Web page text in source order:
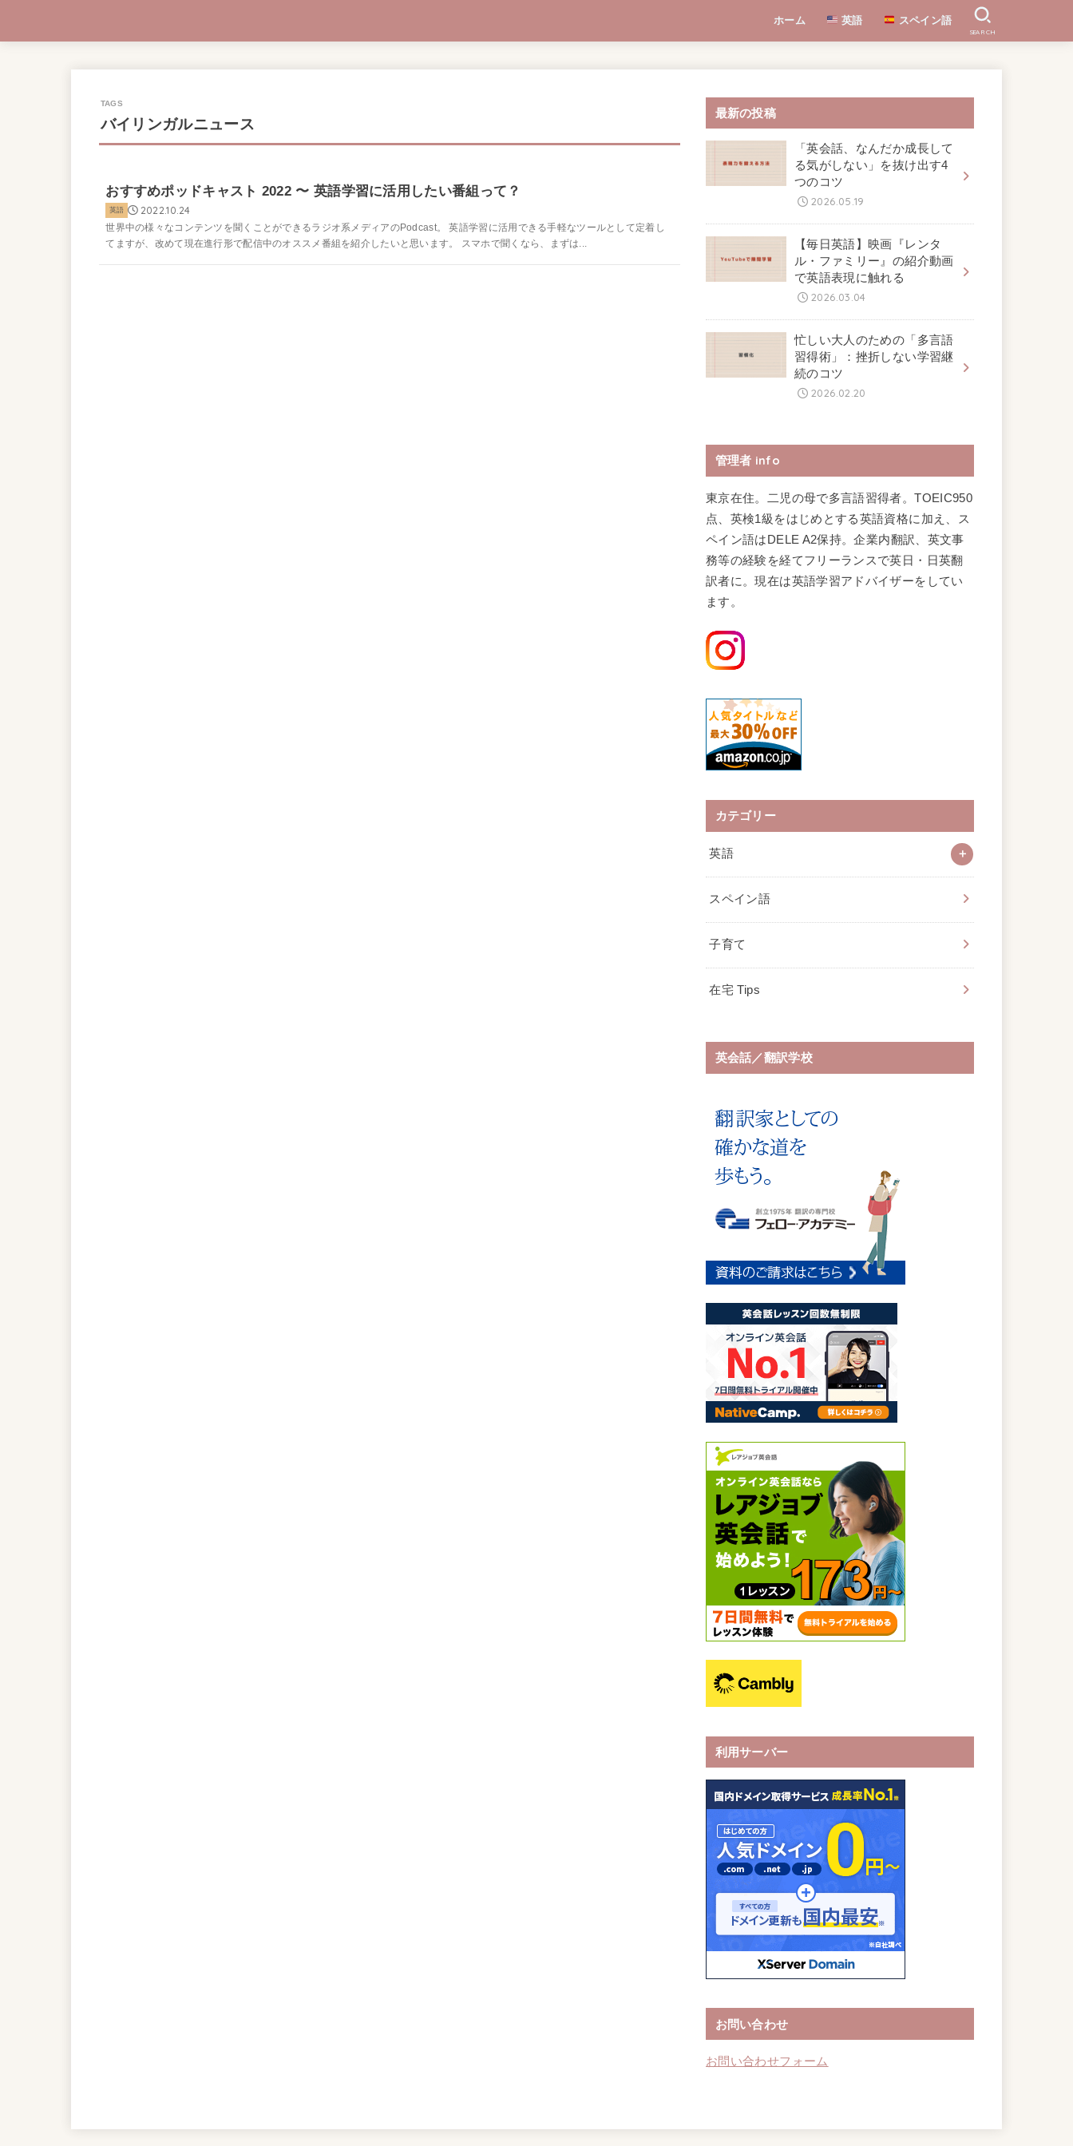
ホーム 英語 スペイン語
SEARCH
バイリンガルニュース
おすすめポッドキャスト 2022 〜 英語学習に活用したい番組って？
英語 2022.10.24
世界中の様々なコンテンツを聞くことができるラジオ系メディアのPodcast。 英語学習に活用できる手軽なツールとして定着し
てますが、改めて現在進行形で配信中のオススメ番組を紹介したいと思います。 スマホで聞くなら、まずは...
最新の投稿
「英会話、なんだか成長して
る気がしない」を抜け出す4
つのコツ
2026.05.19
【毎日英語】映画『レンタ
ル・ファミリー』の紹介動画
で英語表現に触れる
2026.03.04
忙しい大人のための「多言語
習得術」：挫折しない学習継
続のコツ
2026.02.20
管理者 info
東京在住。二児の母で多言語習得者。TOEIC950
点、英検1級をはじめとする英語資格に加え、ス
ペイン語はDELE A2保持。企業内翻訳、英文事
務等の経験を経てフリーランスで英日・日英翻
訳者に。現在は英語学習アドバイザーをしてい
ます。
カテゴリー
英語
スペイン語
子育て
在宅 Tips
英会話／翻訳学校
利用サーバー
お問い合わせ
お問い合わせフォーム